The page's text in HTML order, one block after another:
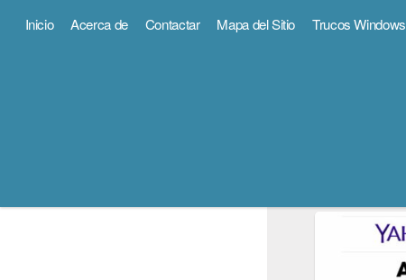
Inicio Acerca de Contactar Mapa del Sitio Trucos Windows